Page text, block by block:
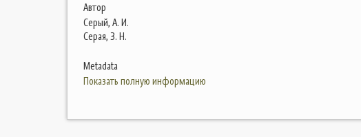
Автор
Серый, А. И.
Серая, З. Н.
Metadata
Показать полную информацию